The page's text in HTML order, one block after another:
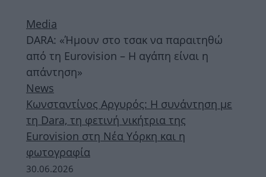
Media
DARA: «Ήμουν στο τσακ να παραιτηθώ
από τη Eurovision – Η αγάπη είναι η
απάντηση»
News
Κωνσταντίνος Αργυρός: Η συνάντηση με
τη Dara, τη φετινή νικήτρια της
Eurovision στη Νέα Υόρκη και η
φωτογραφία
30.06.2026